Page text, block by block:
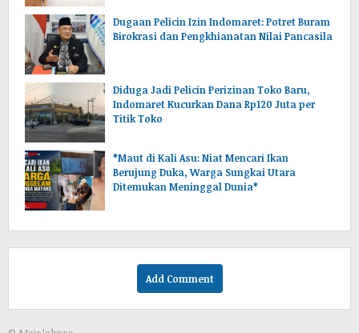
Dugaan Pelicin Izin Indomaret: Potret Buram
Birokrasi dan Pengkhianatan Nilai Pancasila
‎Diduga Jadi Pelicin Perizinan Toko Baru,
Indomaret Kucurkan Dana Rp120 Juta per
Titik Toko
*Maut di Kali Asu: Niat Mencari Ikan
Berujung Duka, Warga Sungkai Utara
Ditemukan Meninggal Dunia*
Add Comment